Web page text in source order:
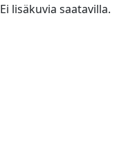
Ei lisäkuvia saatavilla.